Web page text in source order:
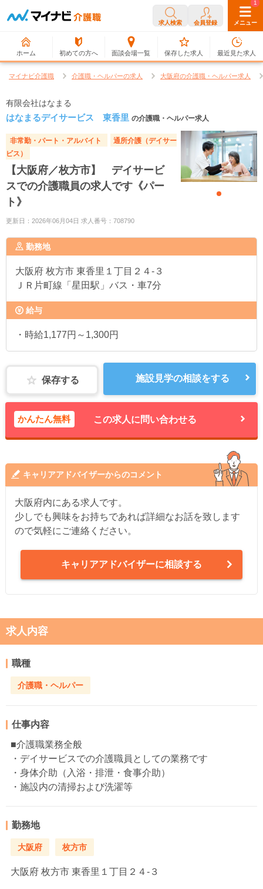
求人検索 会員登録 メニュー
ホーム 初めての方へ 面談会場一覧
0
保存した求人
1
最近見た求人
マイナビ介護職 介護職・ヘルパーの求人 大阪府の介護職・ヘルパー求人
有限会社はなまる
はなまるデイサービス 東香里 の介護職・ヘルパー求人
非常勤・パート・アルバイト
通所介護（デイサー
ビス）
【大阪府／枚方市】 デイサービ
スでの介護職員の求人です《パー
ト》
更新日：2026年06月04日 求人番号：708790
勤務地
大阪府 枚方市 東香里１丁目２４-３
ＪＲ片町線「星田駅」バス・車7分
給与
・時給1,177円～1,300円
保存する 施設見学の相談をする
かんたん無料 この求人に問い合わせる
キャリアアドバイザーからのコメント
大阪府内にある求人です。
少しでも興味をお持ちであれば詳細なお話を致します
ので気軽にご連絡ください。
キャリアアドバイザーに相談する
求人内容
職種
介護職・ヘルパー
仕事内容
■介護職業務全般
・デイサービスでの介護職員としての業務です
・身体介助（入浴・排泄・食事介助）
・施設内の清掃および洗濯等
勤務地
大阪府 枚方市
大阪府 枚方市 東香里１丁目２４-３